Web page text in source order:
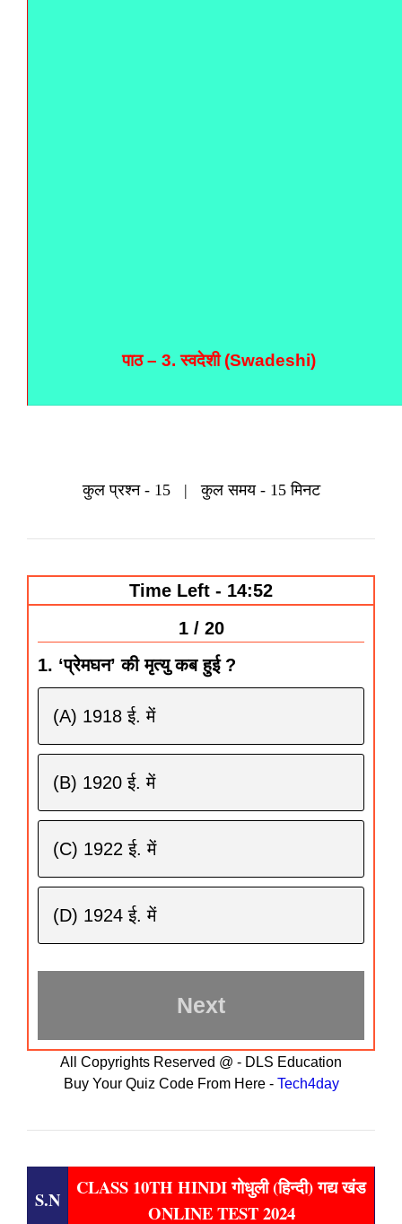
पाठ – 3.स्वदेशी (Swadeshi)
कुलप्रश्‍न - 15 |कुल समय - 15 मिनट
Time Left - 14:51
1 / 20
1. ‘प्रेमघन’ की मृत्यु कब हुई ?
(A) 1918 ई. में
(B) 1920 ई. में
(C) 1922 ई. में
(D) 1924 ई. में
All Copyrights Reserved @ - DLS Education
Buy Your Quiz Code From Here - Tech4day
S.N
CLASS 10TH HINDI गोधुली (हिन्दी) गद्य खंड
ONLINE TEST 2024